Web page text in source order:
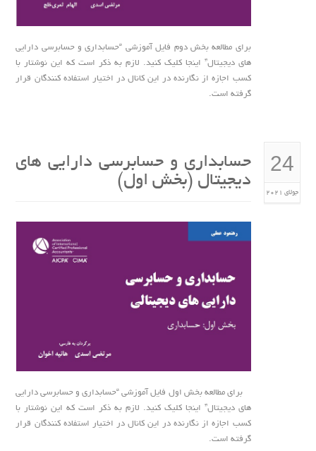
برای مطالعه بخش دوم فایل آموزشی “حسابداری و حسابرسی دارایی
های دیجیتال” اینجا کلیک کنید. لازم به ذکر است که این نوشتار با
کسب اجازه از نگارنده در این کانال در اختیار استفاده کنندگان قرار
گرفته است.
24
جولای 2021
حسابداری و حسابرسی دارایی های
دیجیتال (بخش اول)
برای مطالعه بخش اول فایل آموزشی “حسابداری و حسابرسی دارایی
های دیجیتال” اینجا کلیک کنید. لازم به ذکر است که این نوشتار با
کسب اجازه از نگارنده در این کانال در اختیار استفاده کنندگان قرار
گرفته است.